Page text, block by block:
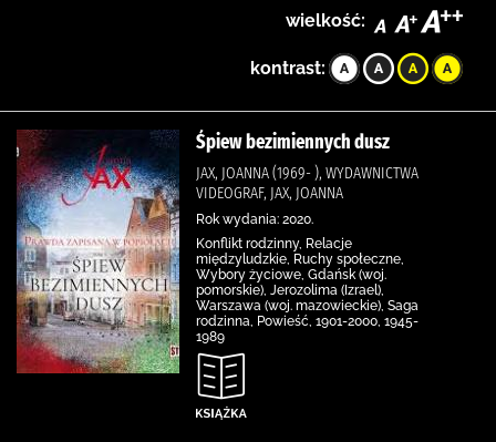
wielkość:
kontrast:
Śpiew bezimiennych dusz
JAX, JOANNA (1969- ), WYDAWNICTWA
VIDEOGRAF, JAX, JOANNA
Rok wydania: 2020.
Konflikt rodzinny, Relacje
międzyludzkie, Ruchy społeczne,
Wybory życiowe, Gdańsk (woj.
pomorskie), Jerozolima (Izrael),
Warszawa (woj. mazowieckie), Saga
rodzinna, Powieść, 1901-2000, 1945-
1989